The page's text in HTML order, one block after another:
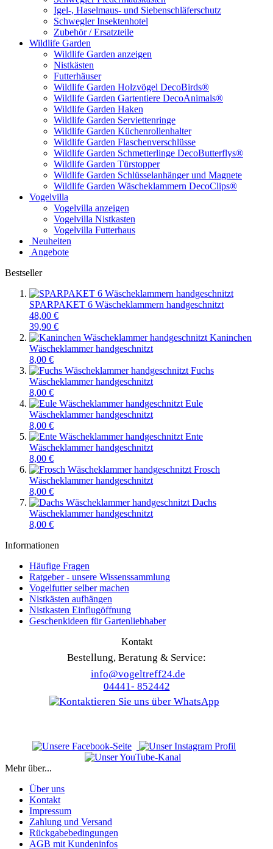
Igel-, Haselmaus- und Siebenschläferschutz
Schwegler Insektenhotel
Zubehör / Ersatzteile
Wildlife Garden
Wildlife Garden anzeigen
Nistkästen
Futterhäuser
Wildlife Garden Holzvögel DecoBirds®
Wildlife Garden Gartentiere DecoAnimals®
Wildlife Garden Haken
Wildlife Garden Serviettenringe
Wildlife Garden Küchenrollenhalter
Wildlife Garden Flaschenverschlüsse
Wildlife Garden Schmetterlinge DecoButterflys®
Wildlife Garden Türstopper
Wildlife Garden Schlüsselanhänger und Magnete
Wildlife Garden Wäscheklammern DecoClips®
Vogelvilla
Vogelvilla anzeigen
Vogelvilla Nistkasten
Vogelvilla Futterhaus
Neuheiten
Angebote
Bestseller
SPARPAKET 6 Wäscheklammern handgeschnitzt
48,00 €
39,90 €
Kaninchen
Wäscheklammer handgeschnitzt
8,00 €
Fuchs
Wäscheklammer handgeschnitzt
8,00 €
Eule
Wäscheklammer handgeschnitzt
8,00 €
Ente
Wäscheklammer handgeschnitzt
8,00 €
Frosch
Wäscheklammer handgeschnitzt
8,00 €
Dachs
Wäscheklammer handgeschnitzt
8,00 €
Informationen
Häufige Fragen
Ratgeber - unsere Wissenssammlung
Vogelfutter selber machen
Nistkästen aufhängen
Nistkasten Einflugöffnung
Geschenkideen für Gartenliebhaber
Kontakt
Bestellung, Beratung & Service:
info@vogeltreff24.de
04441- 852442
Mehr über...
Über uns
Kontakt
Impressum
Zahlung und Versand
Rückgabebedingungen
AGB mit Kundeninfos